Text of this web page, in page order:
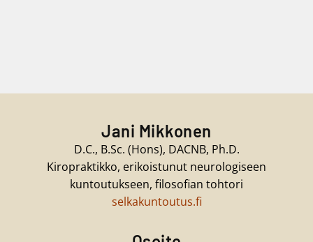
Jani Mikkonen
D.C., B.Sc. (Hons), DACNB, Ph.D.
Kiropraktikko, erikoistunut neurologiseen
kuntoutukseen, filosofian tohtori
selkakuntoutus.fi